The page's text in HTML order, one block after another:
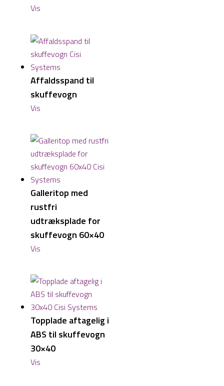
Vis
Affaldsspand til
skuffevogn
Vis
Galleritop med
rustfri
udtræksplade for
skuffevogn 60×40
Vis
Topplade aftagelig i
ABS til skuffevogn
30×40
Vis